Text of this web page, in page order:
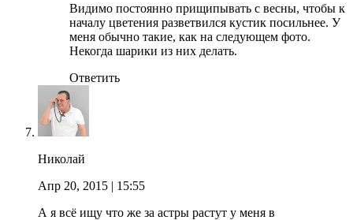
Видимо постоянно прищипывать с весны, чтобы к
началу цветения разветвился кустик посильнее. У
меня обычно такие, как на следующем фото.
Некогда шарики из них делать.
Ответить
Николай
Апр 20, 2015 | 15:55
А я всё ищу что же за астры растут у меня в